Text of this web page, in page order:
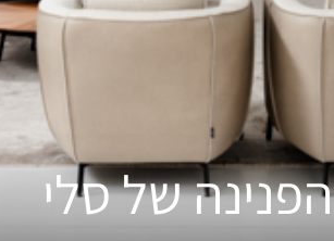
הפנינה של סלי